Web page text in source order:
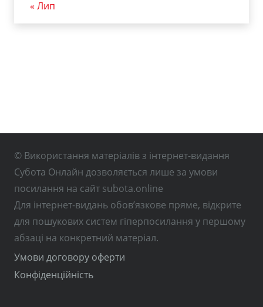
« Лип
© Використання матеріалів з інтернет-видання
Субота Онлайн дозволяється лише за умови
посилання на сайт subota.online
Для інтернет-видань обов’язкове пряме, відкрите
для пошукових систем гіперпосилання у першому
абзаці на конкретний матеріал.
Умови договору оферти
Конфіденційність